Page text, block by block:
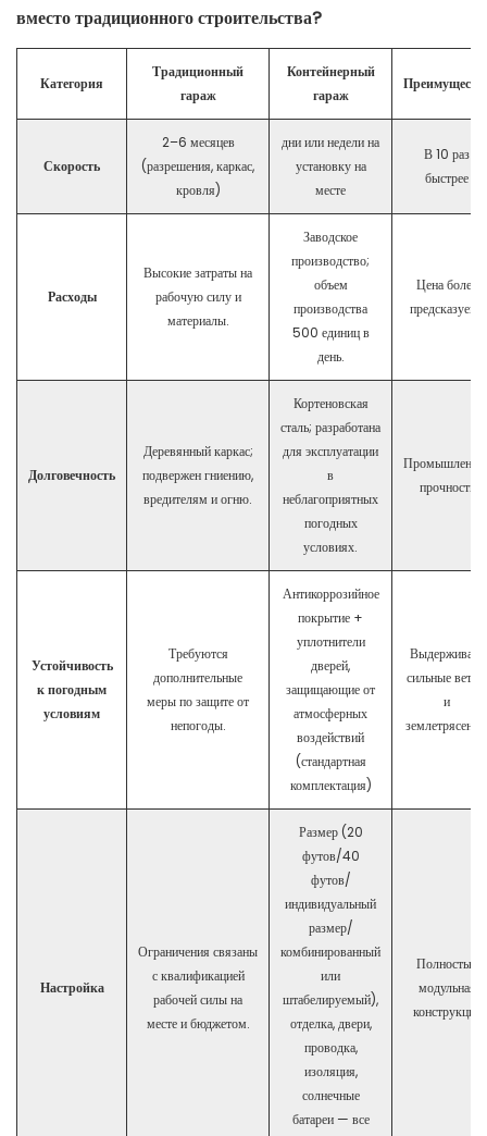
вместо традиционного строительства?
Категория
Традиционный
гараж
Контейнерный
гараж
Скорость
2–6 месяцев
(разрешения, каркас,
кровля)
дни или недели на
установку на
месте
В 10 раз
быстрее
Расходы
Высокие затраты на
рабочую силу и
материалы.
Заводское
производство;
объем
производства
500 единиц в
день.
Цена более
предсказуема
Долговечность
Деревянный каркас;
подвержен гниению,
вредителям и огню.
Кортеновская
сталь; разработана
для эксплуатации
в
неблагоприятных
погодных
условиях.
прочность
Устойчивость
к погодным
условиям
Требуются
дополнительные
меры по защите от
непогоды.
Антикоррозийное
покрытие +
уплотнители
дверей,
защищающие от
атмосферных
воздействий
(стандартная
комплектация)
Выдерживает
сильные ветры
и
Настройка
Ограничения связаны
с квалификацией
рабочей силы на
месте и бюджетом.
Размер (20
футов/40
футов/
индивидуальный
размер/
комбинированный
или
штабелируемый),
отделка, двери,
проводка,
изоляция,
солнечные
батареи — все
Полностью
модульная
конструкция